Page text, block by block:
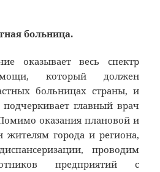
больница.
оказывает весь спектр
который должен
больницах страны, и
главный врач
оказания плановой и
жителям города и региона,
проводим
предприятий с